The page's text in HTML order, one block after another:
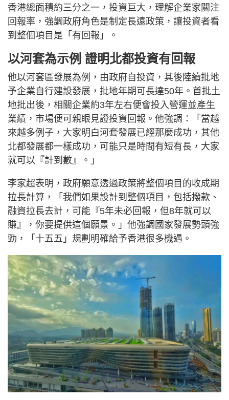
香港總面積約三分之一，投資巨大，理解企業家關注
回報率，強調政府角色是制定長遠政策，讓投資者看
到整個項目是「有回報」。
以河套為示例 證明北都投資有回報
他以河套區發展為例，由政府自投資，其後陸續批地
予企業自行建設發展，批地年期可長達50年。首批土
地批出後，相關企業約3年左右便會投入營運並產生
業績，市場便可親眼見證投資回報。他強調：「當越
來越多例子，大家明白河套發展已經那麼成功，其他
北都發展都一樣成功，可能只是時間有短有長，大家
就可以『計到數』。」
李家超表明，政府願意透過政策將整個項目的收成期
拉長計算，「我們如果設計到整個項目，包括撥款、
融資拉長去計，可能『5年未必回報，但8年就可以
賺』，你要提供這個願景。」他強調國家發展勢頭強
勁，「十五五」規劃明確給予香港很多機遇。